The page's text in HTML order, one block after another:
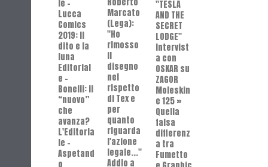
le -
Lucca
Comics
2019: Il
dito e la
luna
Editorial
e -
Bonelli: il
“nuovo”
che
avanza?
L'Editoria
le -
Aspetand
o
Marcato
(Lega):
"Ho
rimosso
il
disegno
nel
rispetto
di Tex e
per
quanto
riguarda
l'azione
legale..."
Addio a
"TESLA
AND THE
SECRET
LODGE"
Intervist
a con
OSKAR su
ZAGOR
Moleskin
e 125 »
Quella
falsa
differenz
a tra
Fumetto